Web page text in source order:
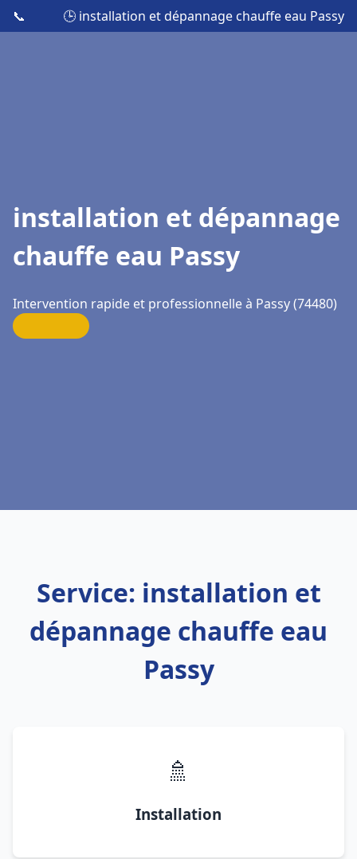
📞 🕒 installation et dépannage chauffe eau Passy
installation et dépannage
chauffe eau Passy
Intervention rapide et professionnelle à Passy (74480)
Service: installation et
dépannage chauffe eau
Passy
🚿
Installation